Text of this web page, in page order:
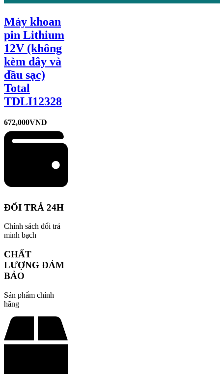
Máy khoan
pin Lithium
12V (không
kèm dây và
đầu sạc)
Total
TDLI12328
672,000VND
ĐỔI TRẢ 24H
Chính sách đổi trả
minh bạch
CHẤT
LƯỢNG ĐẢM
BẢO
Sản phẩm chính
hãng